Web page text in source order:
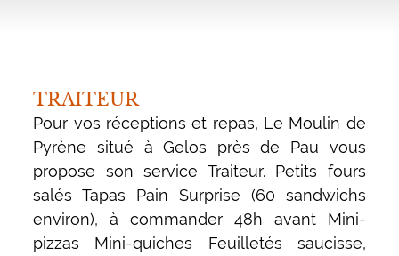
TRAITEUR
Pour vos réceptions et repas, Le Moulin de
Pyrène situé à Gelos près de Pau vous
propose son service Traiteur. Petits fours
salés Tapas Pain Surprise (60 sandwichs
environ), à commander 48h avant Mini-
pizzas Mini-quiches Feuilletés saucisse,